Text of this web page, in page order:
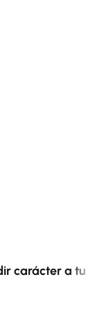
carácter a tu